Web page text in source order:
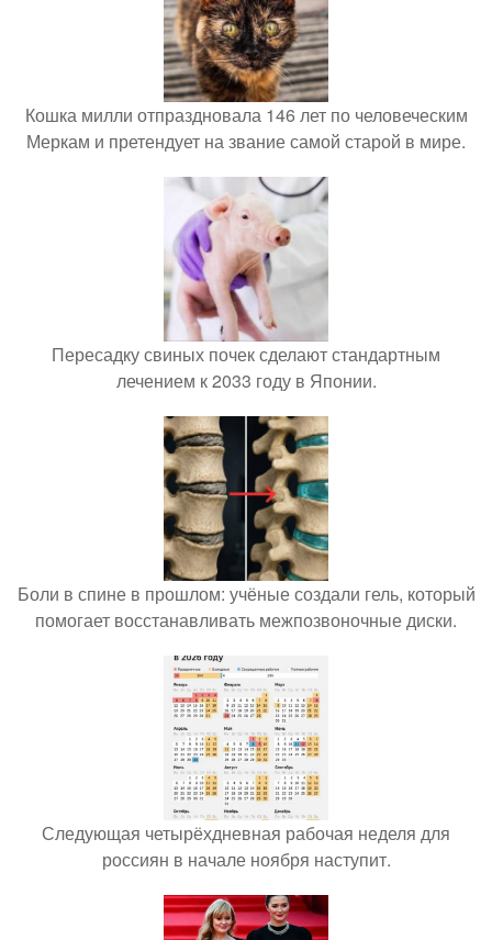
Кошка милли отпраздновала 146 лет по человеческим
Меркам и претендует на звание самой старой в мире.
Пересадку свиных почек сделают стандартным
лечением к 2033 году в Японии.
Боли в спине в прошлом: учёные создали гель, который
помогает восстанавливать межпозвоночные диски.
Следующая четырёхдневная рабочая неделя для
россиян в начале ноября наступит.